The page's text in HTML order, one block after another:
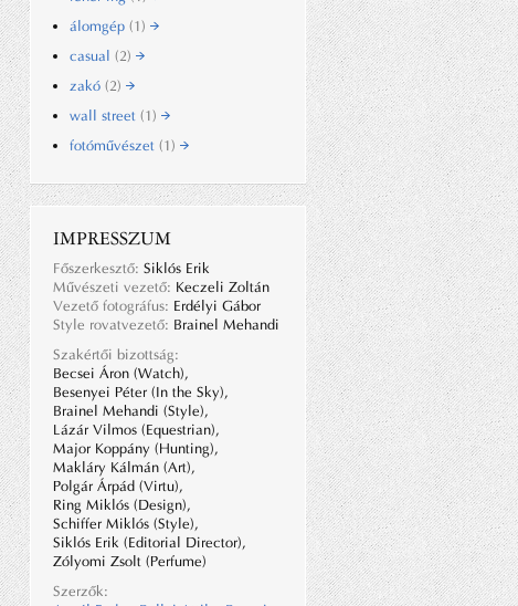
álomgép (1)
casual (2)
zakó (2)
wall street (1)
fotóművészet (1)
IMPRESSZUM
Főszerkesztő: Siklós Erik
Művészeti vezető: Keczeli Zoltán
Vezető fotográfus: Erdélyi Gábor
Style rovatvezető: Brainel Mehandi
Szakértői bizottság:
Becsei Áron (Watch),
Besenyei Péter (In the Sky),
Brainel Mehandi (Style),
Lázár Vilmos (Equestrian),
Major Koppány (Hunting),
Makláry Kálmán (Art),
Polgár Árpád (Virtu),
Ring Miklós (Design),
Schiffer Miklós (Style),
Siklós Erik (Editorial Director),
Zólyomi Zsolt (Perfume)
Szerzők: